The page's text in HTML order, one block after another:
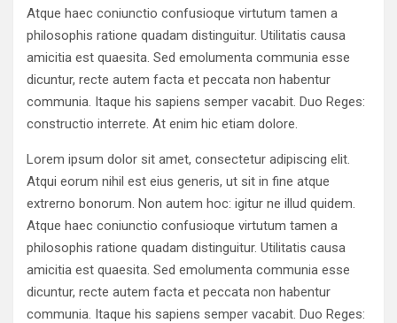
Atque haec coniunctio confusioque virtutum tamen a
philosophis ratione quadam distinguitur. Utilitatis causa
amicitia est quaesita. Sed emolumenta communia esse
dicuntur, recte autem facta et peccata non habentur
communia. Itaque his sapiens semper vacabit. Duo Reges:
constructio interrete. At enim hic etiam dolore.
Lorem ipsum dolor sit amet, consectetur adipiscing elit.
Atqui eorum nihil est eius generis, ut sit in fine atque
extrerno bonorum. Non autem hoc: igitur ne illud quidem.
Atque haec coniunctio confusioque virtutum tamen a
philosophis ratione quadam distinguitur. Utilitatis causa
amicitia est quaesita. Sed emolumenta communia esse
dicuntur, recte autem facta et peccata non habentur
communia. Itaque his sapiens semper vacabit. Duo Reges: